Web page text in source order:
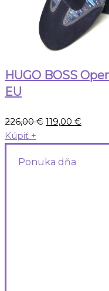
HUGO BOSS
EU
226,00€ Pôvodná
226,00 €.
119,00 €
Kúpiť +
Ponuka dňa